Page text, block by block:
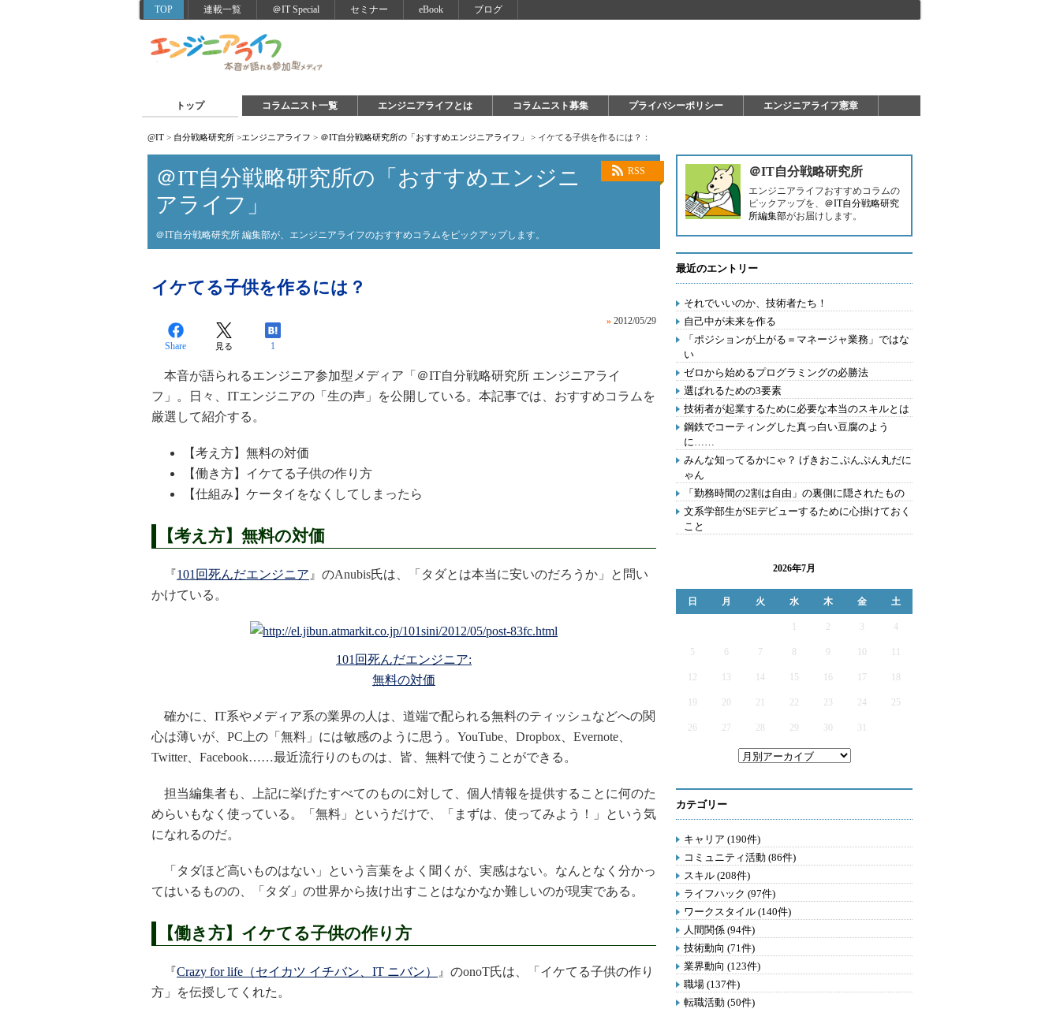
TOP 連載一覧 ＠IT Special セミナー eBook ブログ
トップ コラムニスト一覧 エンジニアライフとは コラムニスト募集 プライバシーポリシー エンジニアライフ憲章
@IT > 自分戦略研究所 >エンジニアライフ > ＠IT自分戦略研究所の「おすすめエンジニアライフ」 > イケてる子供を作るには？：
RSS
＠IT自分戦略研究所の「おすすめエンジニ
アライフ」
＠IT自分戦略研究所 編集部が、エンジニアライフのおすすめコラムをピックアップします。
イケてる子供を作るには？
» 2012/05/29
Share 見る 1
本音が語られるエンジニア参加型メディア「＠IT自分戦略研究所 エンジニアライ
フ」。日々、ITエンジニアの「生の声」を公開している。本記事では、おすすめコラムを
厳選して紹介する。
【考え方】無料の対価
【働き方】イケてる子供の作り方
【仕組み】ケータイをなくしてしまったら
【考え方】無料の対価
『101回死んだエンジニア 』のAnubis氏は、「タダとは本当に安いのだろうか」と問い
かけている。
101回死んだエンジニア:
無料の対価
確かに、IT系やメディア系の業界の人は、道端で配られる無料のティッシュなどへの関
心は薄いが、PC上の「無料」には敏感のように思う。YouTube、Dropbox、Evernote、
Twitter、Facebook……最近流行りのものは、皆、無料で使うことができる。
担当編集者も、上記に挙げたすべてのものに対して、個人情報を提供することに何のた
めらいもなく使っている。「無料」というだけで、「まずは、使ってみよう！」という気
になれるのだ。
「タダほど高いものはない」という言葉をよく聞くが、実感はない。なんとなく分かっ
てはいるものの、「タダ」の世界から抜け出すことはなかなか難しいのが現実である。
【働き方】イケてる子供の作り方
『Crazy for life（セイカツ イチバン、IT ニバン）
』のonoT氏は、「イケてる子供の作り
方」を伝授してくれた。
＠IT自分戦略研究所
エンジニアライフおすすめコラムの
ピックアップを、 ＠IT自分戦略研究
所編集部がお届けします。
最近のエントリー
それでいいのか、技術者たち！
自己中が未来を作る
「ポジションが上がる＝マネージャ業務」ではな
い
ゼロから始めるプログラミングの必勝法
選ばれるための3要素
技術者が起業するために必要な本当のスキルとは
鋼鉄でコーティングした真っ白い豆腐のよう
に……
みんな知ってるかにゃ？ げきおこぷんぷん丸だに
ゃん
「勤務時間の2割は自由」の裏側に隠されたもの
文系学部生がSEデビューするために心掛けておく
こと
2026年7月
日 月 火 水 木 金 土
2 3 4
5 6 7 9
12 13 14 15 16 17
19 20 21 22 23 24 25
26 27 28 29 30 31
カテゴリー
キャリア (190件)
コミュニティ活動 (86件)
スキル (208件)
ライフハック (97件)
ワークスタイル (140件)
人間関係 (94件)
技術動向 (71件)
業界動向 (123件)
職場 (137件)
転職活動 (50件)